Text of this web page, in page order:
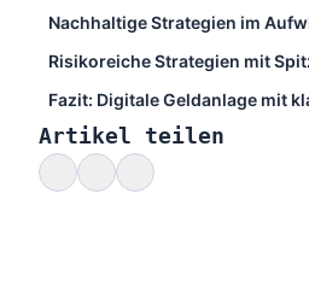
Nachhaltige Strategien im
Risikoreiche Strategien mit
Fazit: Digitale Geldanlage mit
Gewinnern
Artikel teilen